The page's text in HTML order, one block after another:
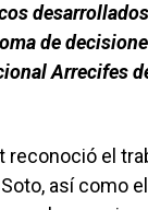
de
Arrecifes
el
así como